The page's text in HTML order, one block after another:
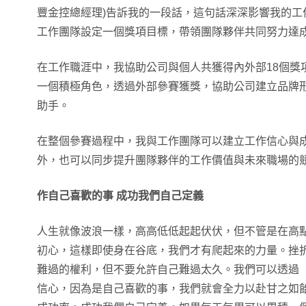
豐金控總經理)告訴我的一段話，這句話深深影響我的
工作團隊設定一個獎項目標，帶領團隊夥伴共同努力達
在工作職涯中，我協助公司與個人共獲得內外部18個獎
一個積極角色，透過外部參賽獲獎，協助公司建立品牌
助手。
在整個參賽過程中，我與工作團隊可以建立工作信心與
外，也可以同步提升團隊夥伴的工作價值與未來職場的
作自己喜歡的事 成功我們自己定義
人生就像波浪一樣，高高低低起起伏伏，但不管是在高
初心，這樣即使身在谷底，我們才有爬起來的力量。挫
難過的權利，但不要允許自己難過太久。我們可以透過
信心，因為是自己喜歡的事，我們就會全力以赴甘之如